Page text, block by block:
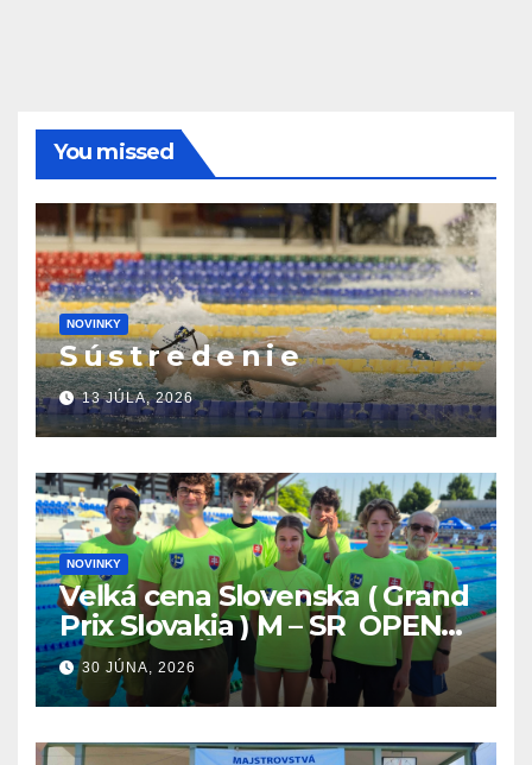
You missed
NOVINKY
S ú s t r e d e n i e
13 JÚLA, 2026
NOVINKY
Veľká cena Slovenska ( Grand
Prix Slovakia ) M – SR OPEN
v plávaní. Šamorín 26.6. –
28.6.2026
30 JÚNA, 2026